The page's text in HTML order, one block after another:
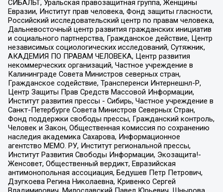
СИБАЛЬТ, Уральская правозащитная группа, Женщины
Евразии, Институт прав человека, Фонд защиты гласности,
Российский исследовательский центр по правам человека,
Дальневосточный центр развития гражданских инициатив
и социального партнерства, Гражданское действие, Центр
независимых социологических исследований, Сутяжник,
АКАДЕМИЯ ПО ПРАВАМ ЧЕЛОВЕКА, Центр развития
некоммерческих организаций, Частное учреждение в
Калининграде Совета Министров северных стран,
Гражданское содействие, Трансперенси Интернешнл-Р,
Центр Защиты Прав Средств Массовой Информации,
Институт развития прессы - Сибирь, Частное учреждение в
Санкт-Петербурге Совета Министров Северных Стран,
Фонд поддержки свободы прессы, Гражданский контроль,
Человек и Закон, Общественная комиссия по сохранению
наследия академика Сахарова, Информационное
агентство МЕМО. РУ, Институт региональной прессы,
Институт Развития Свободы Информации, Экозащита!-
Женсовет, Общественный вердикт, Евразийская
антимонопольная ассоциация, Бедушев Петр Петрович,
Дзугкоева Регина Николаевна, Кривенко Сергей